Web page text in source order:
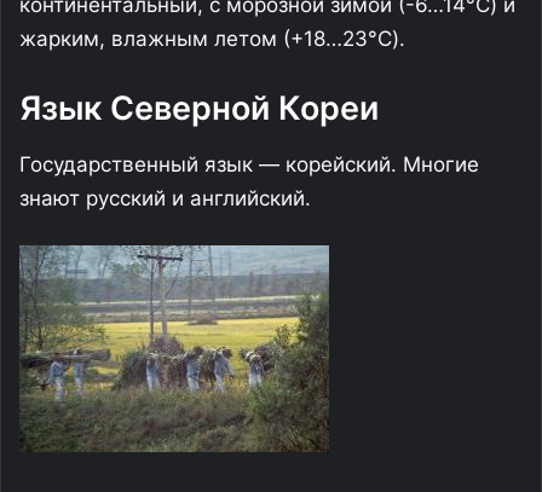
континентальный, с морозной зимой (-6…14°C) и
жарким, влажным летом (+18…23°C).
Язык Северной Кореи
Государственный язык — корейский. Многие
знают русский и английский.